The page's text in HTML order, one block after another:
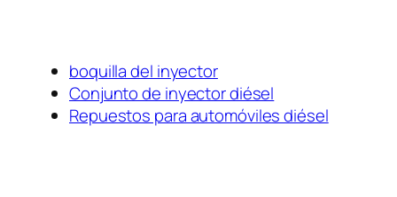
boquilla del inyector
Conjunto de inyector diésel
Repuestos para automóviles diésel